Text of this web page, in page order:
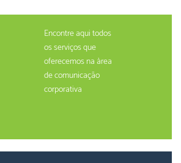
Encontre aqui todos
os serviços que
oferecemos na àrea
de comunicação
corporativa